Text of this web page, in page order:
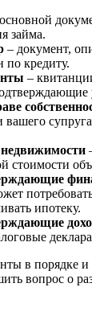
займа.
– документ,
по кредиту.
–
вашего
стоимости
ипотеку.
в порядке и
вопрос о